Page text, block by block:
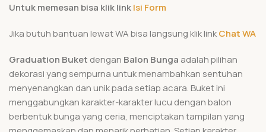
Untuk memesan bisa klik linkIsi Form
Jika butuh bantuan lewat WA bisa langsung klik linkChat WA
Graduation Buket dengan Balon Bunga adalah pilihan
dekorasi yang sempurna untuk menambahkan sentuhan
menyenangkan dan unik pada setiap acara. Buket ini
menggabungkan karakter-karakter lucu dengan balon
berbentuk bunga yang ceria, menciptakan tampilan yang